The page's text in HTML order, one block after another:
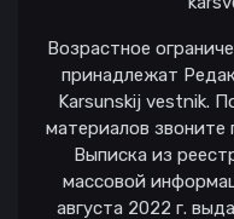
Возрастное
принадлежат
Karsunskij vestnik.
материалов
Выписка из
массовой
августа 2022 г.